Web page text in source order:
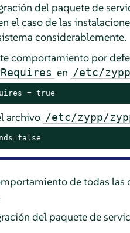
del paquete de
el caso de las
considerablemente.
comportamiento por
en /etc/
= true
archivo /etc/zypp/
de todas
del paquete de